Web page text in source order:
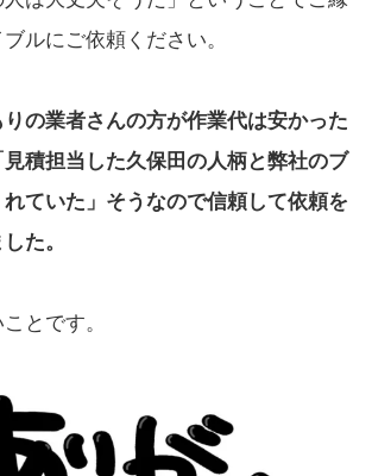
ルにご依頼ください。
の業者さんの方が作業代は安かった
積担当した久保田の人柄と弊社のブ
れていた」そうなので信頼して依頼を
た。
とです。